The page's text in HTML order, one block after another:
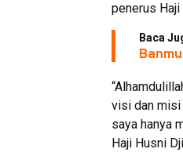
penerus
Baca
visi dan misi
saya hanya
Haji Husni